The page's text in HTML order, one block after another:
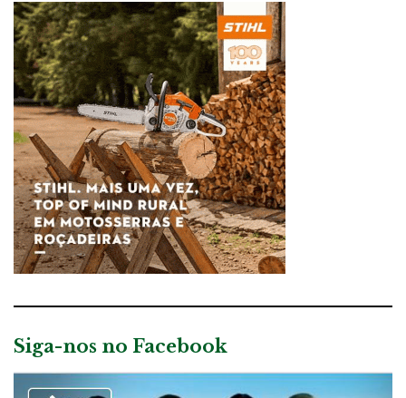
Siga-nos no Facebook